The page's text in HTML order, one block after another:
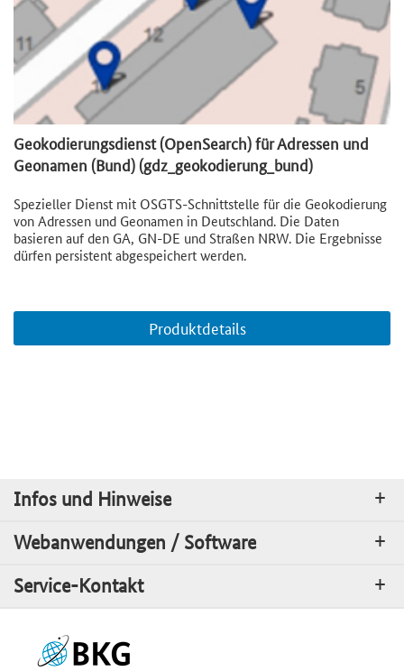
Geokodierungsdienst (OpenSearch) für Adressen und
Geonamen (Bund) (gdz_geokodierung_bund)
Spezieller Dienst mit OSGTS-Schnittstelle für die Geokodierung
von Adressen und Geonamen in Deutschland. Die Daten
basieren auf den GA, GN-DE und Straßen NRW. Die Ergebnisse
dürfen persistent abgespeichert werden.
Produktdetails
Infos und Hinweise
Webanwendungen / Software
Service-Kontakt